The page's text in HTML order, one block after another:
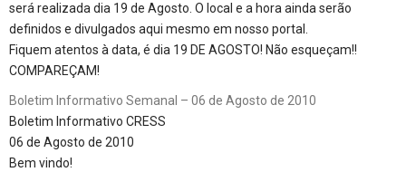
será realizada dia 19 de Agosto. O local e a hora ainda serão
definidos e divulgados aqui mesmo em nosso portal.
Fiquem atentos à data, é dia 19 DE AGOSTO! Não esqueçam!!
COMPAREÇAM!
Boletim Informativo Semanal – 06 de Agosto de 2010
Boletim Informativo CRESS
06 de Agosto de 2010
Bem vindo!